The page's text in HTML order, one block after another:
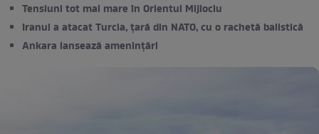
Tensiuni tot mai mare în Orientul Mijlociu
Iranul a atacat Turcia, țară din NATO, cu o rachetă balistică
Ankara lansează amenințări